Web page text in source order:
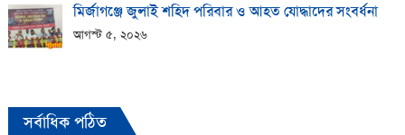
মির্জাগঞ্জে জুলাই শহিদ পরিবার ও আহত যোদ্ধাদের সংবর্ধনা
আগস্ট ৫, ২০২৬
সর্বাধিক পঠিত